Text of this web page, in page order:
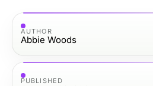
AUTHOR
Abbie Woods
PUBLISHED